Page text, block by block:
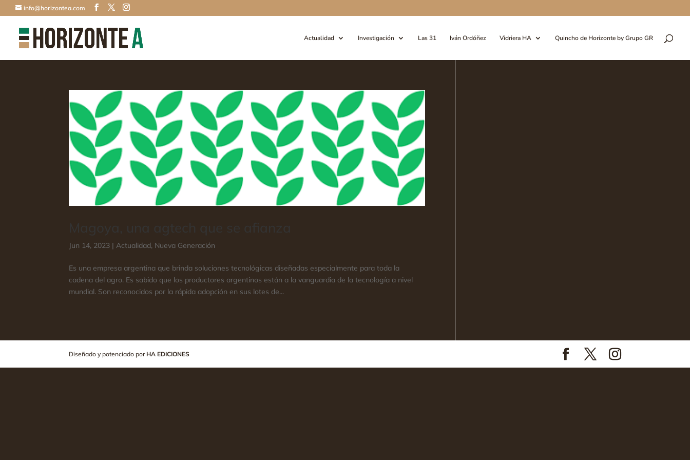
info@horizontea.com
Actualidad Investigación Las 31 Iván Ordóñez Vidriera HA Quincho de Horizonte by Grupo GR
Jun 14, 2023 |Actualidad, Nueva Generación
Es una empresa argentina que brinda soluciones tecnológicas diseñadas especialmente para toda la
cadena del agro. Es sabido que los productores argentinos están a la vanguardia de la tecnología a nivel
mundial. Son reconocidos por la rápida adopción en sus lotes de...
Diseñado y potenciado por HA EDICIONES